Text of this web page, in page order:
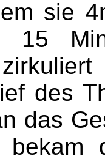
sie
15
des
das
bekam